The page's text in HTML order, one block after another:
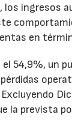
ingresos
en
54,9%, un
la prevista